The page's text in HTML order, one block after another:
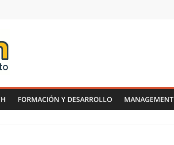
FORMACIÓN Y DESARROLLO MANAGEMENT